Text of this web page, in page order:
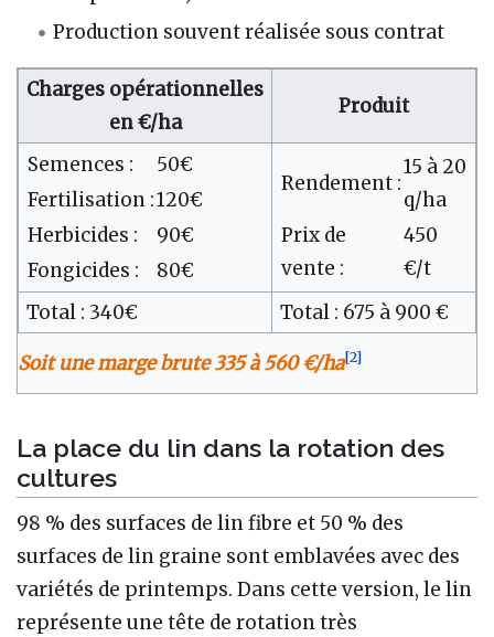
Production souvent réalisée sous contrat
Soit une marge brute 335 à 560 €/ha[2]
Charges opérationnelles
en €/ha
Produit
Semences :
50€
Fertilisation :120€
Herbicides :
90€
Fongicides :
80€
Rendement :
15 à 20
q/ha
Prix de
vente :
450
€/t
Total : 340€
Total : 675 à 900 €
La place du lin dans la rotation des
cultures
98 % des surfaces de lin fibre et 50 % des
surfaces de lin graine sont emblavées avec des
variétés de printemps. Dans cette version, le lin
représente une tête de rotation très